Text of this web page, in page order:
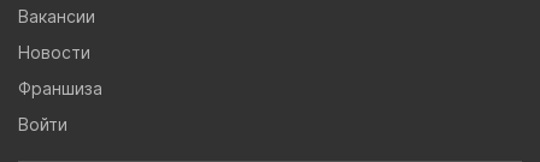
Вакансии
Новости
Франшиза
Войти